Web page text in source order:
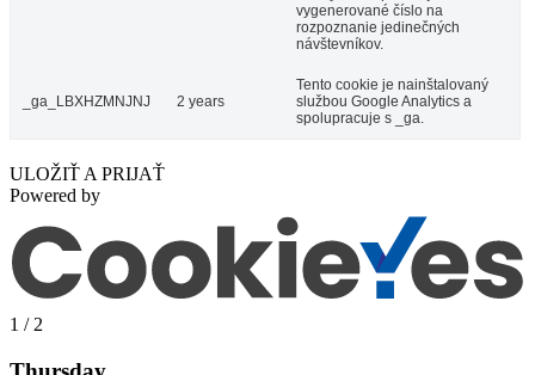
vygenerované číslo na
rozpoznanie jedinečných
návštevníkov.
_ga_LBXHZMNJNJ 2 years
Tento cookie je nainštalovaný
službou Google Analytics a
spolupracuje s _ga.
ULOŽIŤ A PRIJAŤ
Powered by
1 / 2